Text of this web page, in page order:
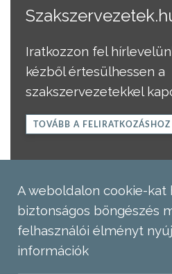
Iratkozzon fel
kézből értesülhessen a
szakszervezetekkel
TOVÁBB A FELIRATKOZÁSHOZ
A weboldalon cookie-kat
biztonságos böngészés
felhasználói élményt
információk